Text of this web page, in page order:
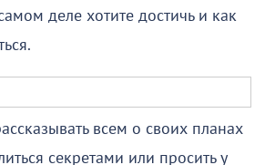
деле хотите достичь и как
всем о своих планах
секретами или просить у